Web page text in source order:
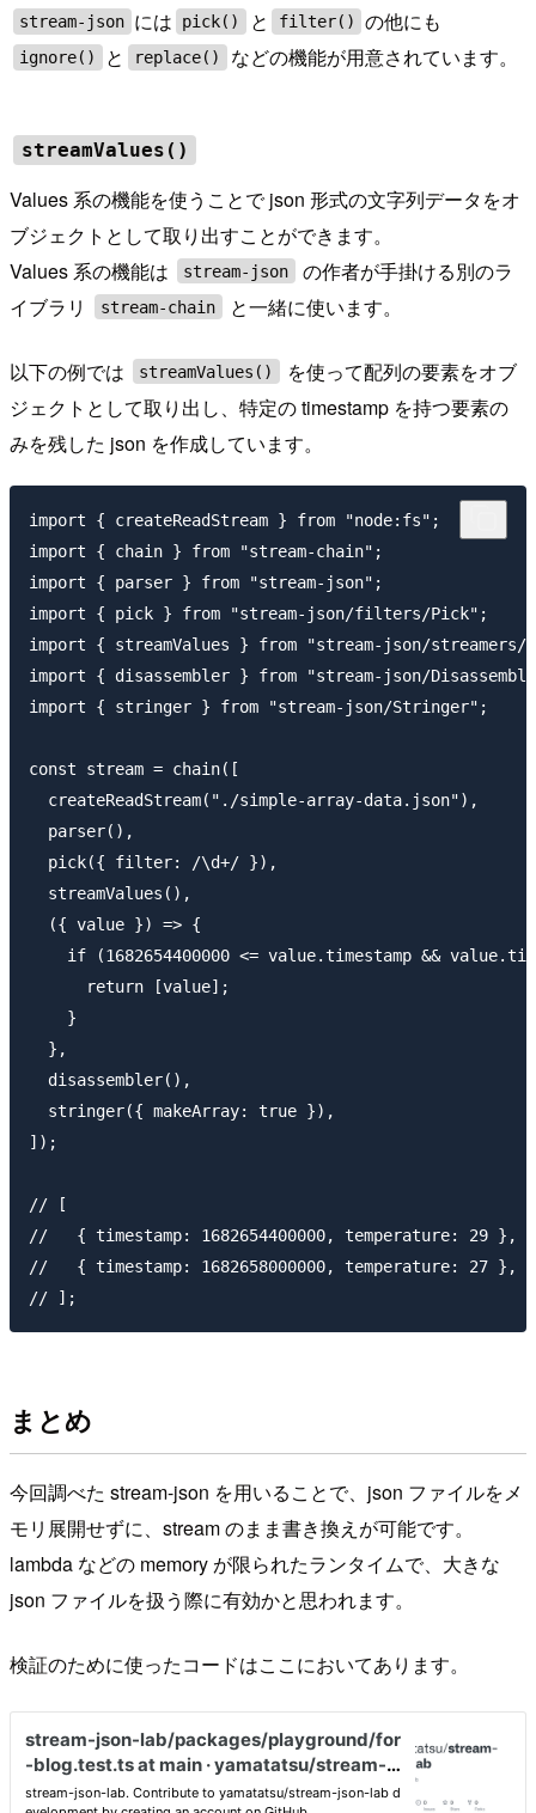
stream-json には pick() と filter() の他にも
ignore() と replace() などの機能が用意されています。
streamValues()
Values 系の機能を使うことで json 形式の文字列データをオ
ブジェクトとして取り出すことができます。
Values 系の機能は
stream-json
の作者が手掛ける別のラ
イブラリ
stream-chain と一緒に使います。
以下の例では streamValues()
を使って配列の要素をオブ
ジェクトとして取り出し、特定の timestamp を持つ要素の
みを残した json を作成しています。
import { createReadStream } from "node:fs";
import { chain } from "stream-chain";
import { parser } from "stream-json";
import { pick } from "stream-json/filters/Pick";
import { streamValues } from "stream-json/streamers/
import { disassembler } from "stream-json/
import { stringer } from "stream-json/Stringer";
const stream = chain([
  createReadStream("./simple-array-data.json"),
  parser(),
  pick({ filter: /\d+/ }),
  streamValues(),
  ({ value }) => {
if (1682654400000 <= value.timestamp &&
      return [value];
    }
  },
  disassembler(),
  stringer({ makeArray: true }),
]);
// [
//   { timestamp: 1682654400000, temperature: 29 },
//   { timestamp: 1682658000000, temperature: 27 },
まとめ
今回調べた stream-json を用いることで、json ファイルをメ
モリ展開せずに、stream のまま書き換えが可能です。
lambda などの memory が限られたランタイムで、大きな
json ファイルを扱う際に有効かと思われます。
検証のために使ったコードはここにおいてあります。